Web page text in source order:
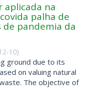
aplicada na
palha de
de pandemia da
10)
ground due to its
on valuing natural
The objective of